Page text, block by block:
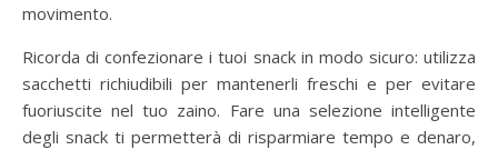
movimento.
Ricorda di confezionare i tuoi snack in modo sicuro: utilizza
sacchetti richiudibili per mantenerli freschi e per evitare
fuoriuscite nel tuo zaino. Fare una selezione intelligente
degli snack ti permetterà di risparmiare tempo e denaro,